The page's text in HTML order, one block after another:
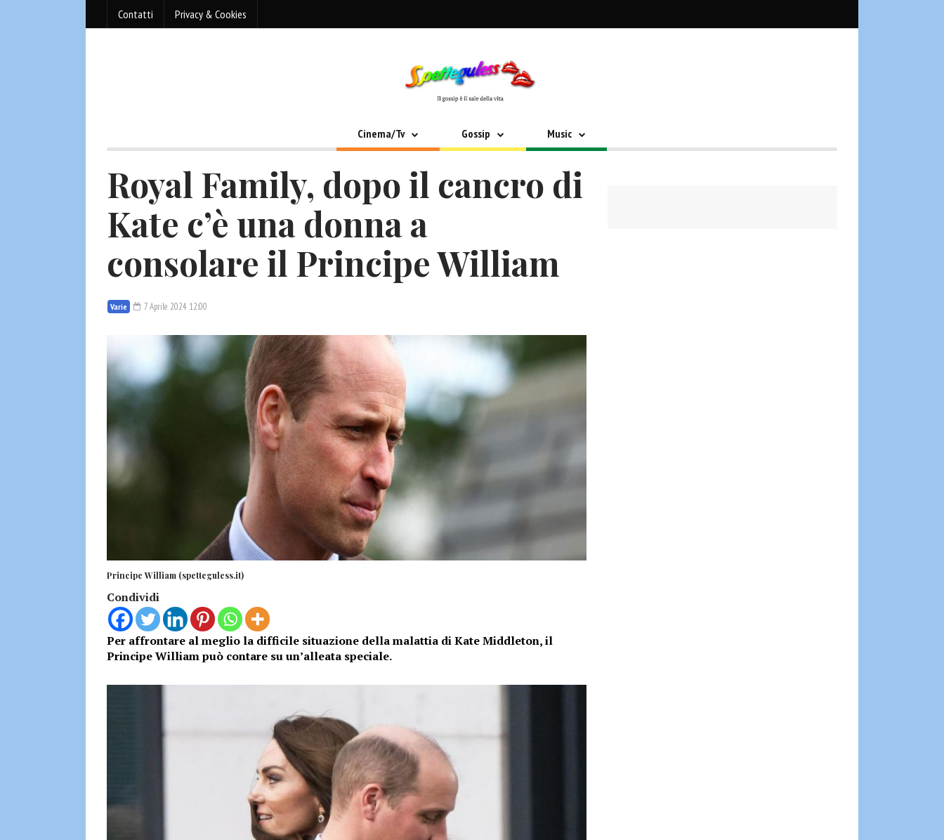
Contatti Privacy & Cookies
Cinema/Tv Gossip Music
Royal Family, dopo il cancro di
Kate c’è una donna a
consolare il Principe William
Varie 7 Aprile 2024 12:00
Principe William (spetteguless.it)
Condividi
Per affrontare al meglio la difficile situazione della malattia di Kate Middleton, il
Principe William può contare su un’alleata speciale.